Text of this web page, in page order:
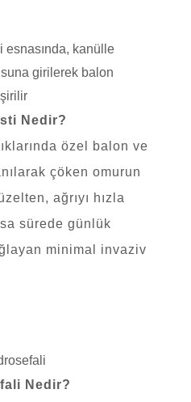
Nedir?
özel balon ve
çöken omurun
ağrıyı hızla
sürede günlük
minimal invaziv
Nedir?